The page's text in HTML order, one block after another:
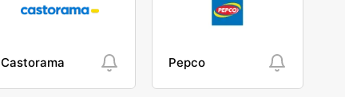
Castorama Pepco